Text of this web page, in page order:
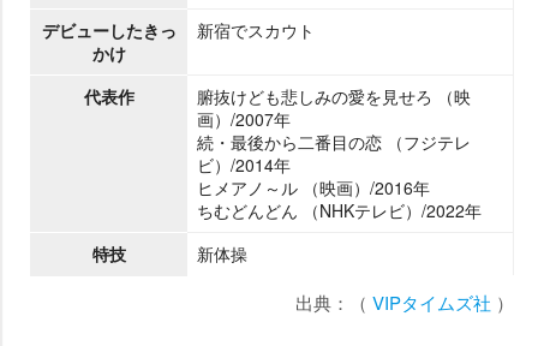
デビューしたきっ
かけ
新宿でスカウト
代表作
腑抜けども悲しみの愛を見せろ （映
画）/2007年
続・最後から二番目の恋 （フジテレ
ビ）/2014年
ヒメアノ～ル （映画）/2016年
ちむどんどん （NHKテレビ）/2022年
特技
新体操
出典：（ VIPタイムズ社 ）